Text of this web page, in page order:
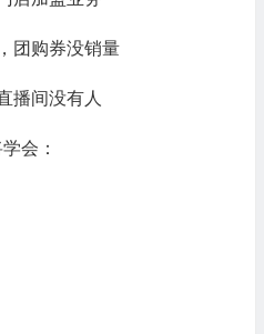
团购券没销量
播间没有人
会：